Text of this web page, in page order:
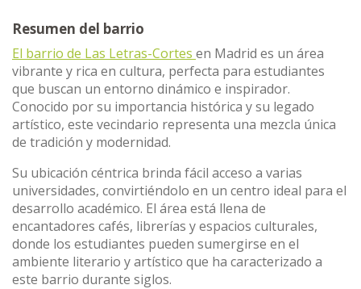
Resumen del barrio
El barrio de Las Letras-Cortes en Madrid es un área
vibrante y rica en cultura, perfecta para estudiantes
que buscan un entorno dinámico e inspirador.
Conocido por su importancia histórica y su legado
artístico, este vecindario representa una mezcla única
de tradición y modernidad.
Su ubicación céntrica brinda fácil acceso a varias
universidades, convirtiéndolo en un centro ideal para el
desarrollo académico. El área está llena de
encantadores cafés, librerías y espacios culturales,
donde los estudiantes pueden sumergirse en el
ambiente literario y artístico que ha caracterizado a
este barrio durante siglos.